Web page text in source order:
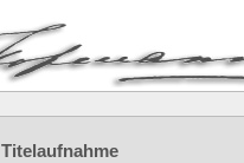
Titelaufnahme